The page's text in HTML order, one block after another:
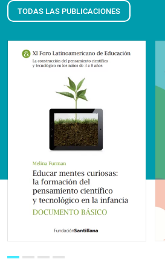
TODAS LAS PUBLICACIONES